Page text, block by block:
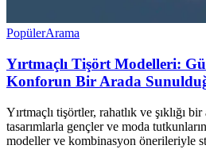
PopülerArama
Yırtmaçlı Tişört Modelleri:
Konforun Bir Arada
Yırtmaçlı tişörtler, rahatlık ve şıklığı
tasarımlarla gençler ve moda
modeller ve kombinasyon önerileriyle